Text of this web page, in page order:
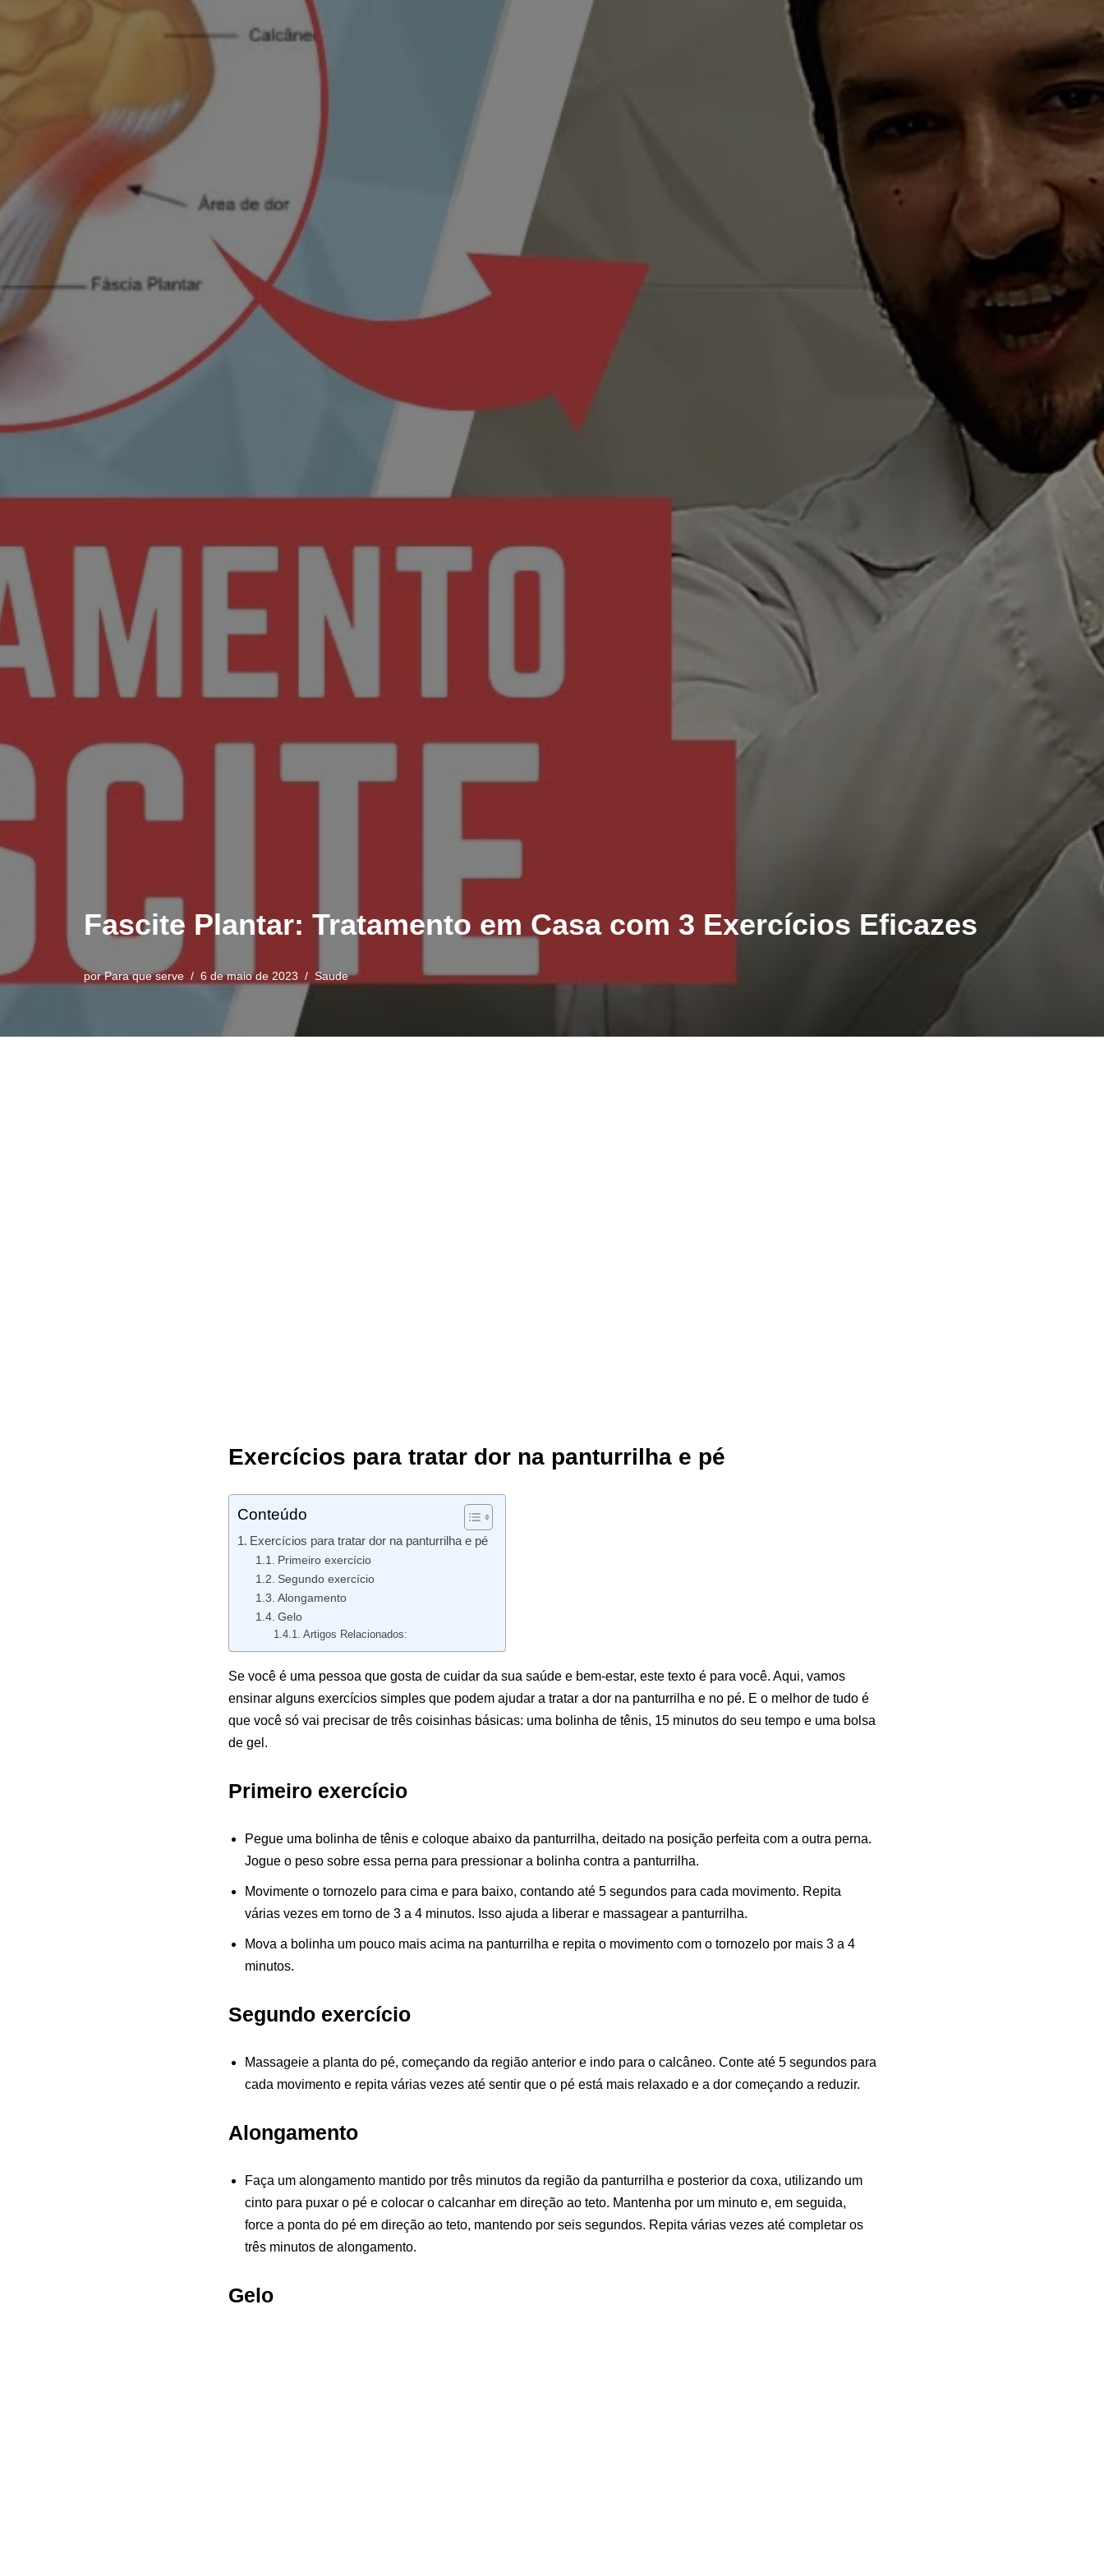
Fascite Plantar: Tratamento em Casa com 3 Exercícios Eficazes
porPara que serve 6 de maio de 2023 Saude
Exercícios para tratar dor na panturrilha e pé
Conteúdo
Exercícios para tratar dor na panturrilha e pé
Primeiro exercício
Segundo exercício
Alongamento
Gelo
Artigos Relacionados:
Se você é uma pessoa que gosta de cuidar da sua saúde e bem-estar, este texto é para você. Aqui, vamos
ensinar alguns exercícios simples que podem ajudar a tratar a dor na panturrilha e no pé. E o melhor de tudo é
que você só vai precisar de três coisinhas básicas: uma bolinha de tênis, 15 minutos do seu tempo e uma bolsa
de gel.
Primeiro exercício
Pegue uma bolinha de tênis e coloque abaixo da panturrilha, deitado na posição perfeita com a outra perna.
Jogue o peso sobre essa perna para pressionar a bolinha contra a panturrilha.
Movimente o tornozelo para cima e para baixo, contando até 5 segundos para cada movimento. Repita
várias vezes em torno de 3 a 4 minutos. Isso ajuda a liberar e massagear a panturrilha.
Mova a bolinha um pouco mais acima na panturrilha e repita o movimento com o tornozelo por mais 3 a 4
minutos.
Segundo exercício
Massageie a planta do pé, começando da região anterior e indo para o calcâneo. Conte até 5 segundos para
cada movimento e repita várias vezes até sentir que o pé está mais relaxado e a dor começando a reduzir.
Alongamento
Faça um alongamento mantido por três minutos da região da panturrilha e posterior da coxa, utilizando um
cinto para puxar o pé e colocar o calcanhar em direção ao teto. Mantenha por um minuto e, em seguida,
force a ponta do pé em direção ao teto, mantendo por seis segundos. Repita várias vezes até completar os
três minutos de alongamento.
Gelo